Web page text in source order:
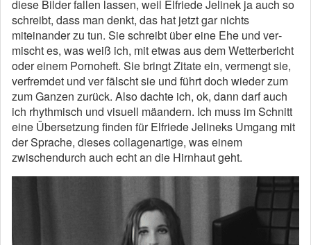
diese Bilder fallen lassen, weil Elfriede Jelinek ja auch so
schreibt, dass man denkt, das hat jetzt gar nichts
miteinander zu tun. Sie schreibt über eine Ehe und ver­
mischt es, was weiß ich, mit etwas aus dem Wetterbericht
oder einem Pornoheft. Sie bringt Zitate ein, vermengt sie,
verfremdet und ver­ fälscht sie und führt doch wieder zum
zum Ganzen zurück. Also dachte ich, ok, dann darf auch
ich rhythmisch und vi­suell mäandern. Ich muss im Schnitt
eine Übersetzung fin­den für Elfriede Jelineks Umgang mit
der Sprache, dieses collagenartige, was einem
zwischendurch auch echt an die Hirnhaut geht.